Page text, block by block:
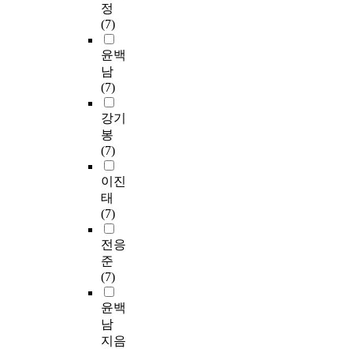
정
(7)
윤백
남
(7)
강기
봉
(7)
이진
태
(7)
전응
준
(7)
윤백
남
지음